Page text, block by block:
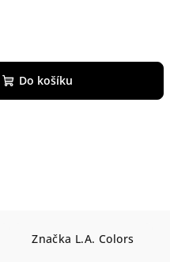
Do košíku
Značka L.A. Colors